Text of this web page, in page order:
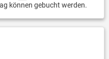
können gebucht werden.